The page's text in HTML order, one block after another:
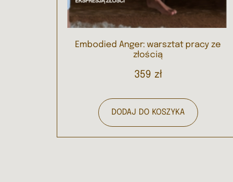
Embodied Anger: warsztat pracy ze
złością
359 zł
DODAJ DO KOSZYKA